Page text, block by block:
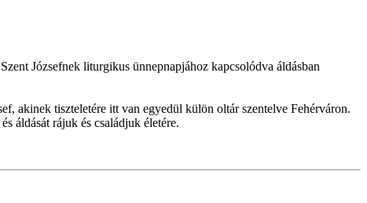
Józsefnek liturgikus ünnepnapjához kapcsolódva áldásban
akinek tiszteletére itt van egyedül külön oltár szentelve Fehérváron.
áldását rájuk és családjuk életére.